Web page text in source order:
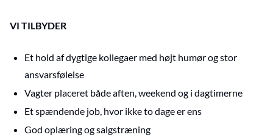
VI TILBYDER
Et hold af dygtige kollegaer med højt humør og stor
ansvarsfølelse
Vagter placeret både aften, weekend og i dagtimerne
Et spændende job, hvor ikke to dage er ens
God oplæring og salgstræning